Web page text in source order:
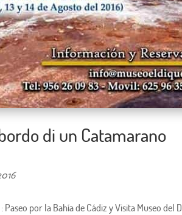
di un Catamarano
: Paseo por la Bahía de Cádiz y Visita Museo del